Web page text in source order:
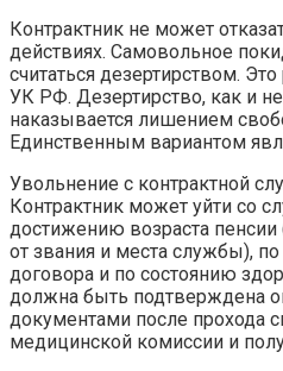
Контрактник не может
действиях. Самовольное
считаться дезертирством. Это
УК РФ. Дезертирство, как и
наказывается лишением
Единственным вариантом
Увольнение с контрактной
Контрактник может уйти со
достижению возраста
от звания и места службы),
договора и по состоянию
должна быть подтверждена
документами после прохода
медицинской комиссии и